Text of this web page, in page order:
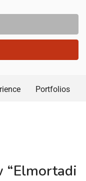
Portfolios
“Elmortadi